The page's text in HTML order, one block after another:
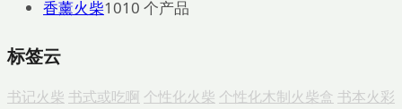
香薰火柴1010 个产品
标签云
书记火柴 书式或吃啊 个性化火柴 个性化木制火柴盒 书本火彩